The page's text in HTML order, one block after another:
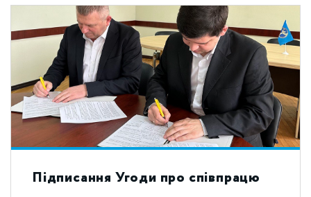
Підписання Угоди про співпрацю